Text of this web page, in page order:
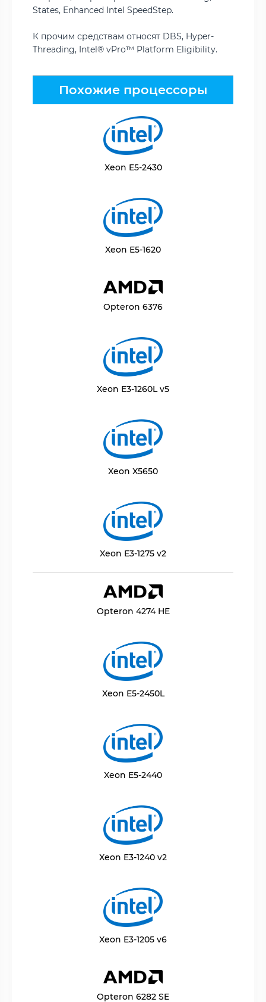
States, Enhanced Intel SpeedStep.
К прочим средствам относят DBS, Hyper-
Threading, Intel® vPro™ Platform Eligibility.
Похожие процессоры
Xeon E5-2430
Xeon E5-1620
Opteron 6376
Xeon E3-1260L v5
Xeon X5650
Xeon E3-1275 v2
Opteron 4274 HE
Xeon E5-2450L
Xeon E5-2440
Xeon E3-1240 v2
Xeon E3-1205 v6
Opteron 6282 SE